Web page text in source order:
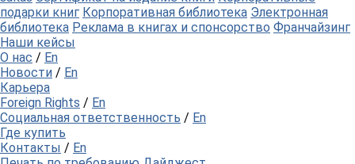
подарки книг Корпоративная библиотека Электронная
библиотека Реклама в книгах и спонсорство Франчайзинг
Наши кейсы
О нас / En
Новости / En
Карьера
Foreign Rights / En
Социальная ответственность / En
Где купить
Контакты / En